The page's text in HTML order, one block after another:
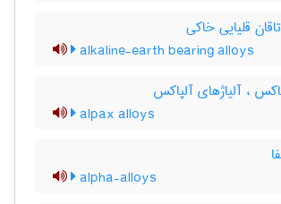
قلیایی خاکی
alkaline-earth bearing alloys
، آلیاژهای آلپاکس
alpax alloys
alpha-alloys